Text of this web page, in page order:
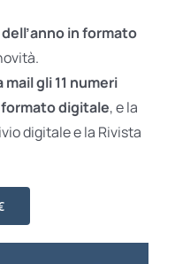
in formato
mail gli 11 numeri
digitale, e la
digitale e la Rivista